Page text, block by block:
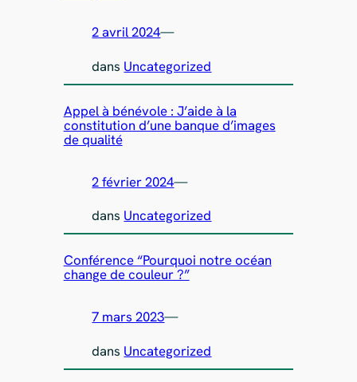
2 avril 2024—
dans Uncategorized
Appel à bénévole : J’aide à la
constitution d’une banque d’images
de qualité
2 février 2024—
dans Uncategorized
Conférence “Pourquoi notre océan
change de couleur ?”
7 mars 2023—
dans Uncategorized